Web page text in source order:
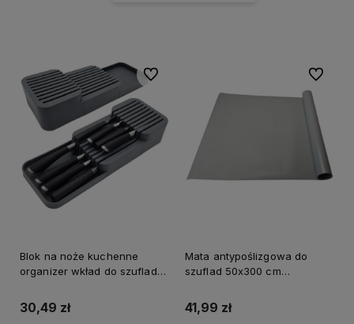
Blok na noże kuchenne
organizer wkład do szuflady
30,49 zł
Do ulubionych
Mata antypoślizgowa do
szuflad 50x300 cm
41,99 zł
Do